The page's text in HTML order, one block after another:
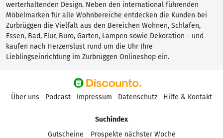
werterhaltenden Design. Neben den international führenden
Möbelmarken für alle Wohnbereiche entdecken die Kunden bei
Zurbrüggen die Vielfalt aus den Bereichen Wohnen, Schlafen,
Essen, Bad, Flur, Büro, Garten, Lampen sowie Dekoration - und
kaufen nach Herzenslust rund um die Uhr Ihre
Lieblingseinrichtung im Zurbrüggen Onlineshop ein.
Über uns Podcast Impressum Datenschutz Hilfe & Kontakt
Suchindex
Gutscheine
Prospekte nächster Woche